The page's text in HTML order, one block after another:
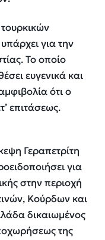
για την
Το οποίο
ευγενικά και
ότι ο
επιτάσεως.
Γεραπετρίτη
για
στην περιοχή
Κούρδων και
δικαιωμένος
της